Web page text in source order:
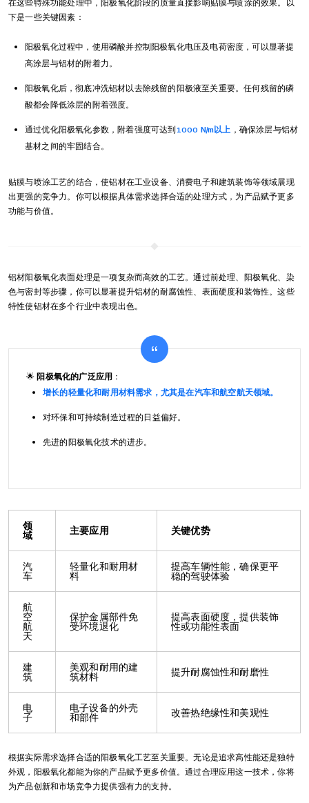
在这些特殊功能处理中，阳极氧化阶段的质量直接影响贴膜与喷涂的效果。以
下是一些关键因素：
阳极氧化过程中，使用磷酸并控制阳极氧化电压及电荷密度，可以显著提
高涂层与铝材的附着力。
阳极氧化后，彻底冲洗铝材以去除残留的阳极液至关重要。任何残留的磷
酸都会降低涂层的附着强度。
通过优化阳极氧化参数，附着强度可达到1000 N/m以上 ，确保涂层与铝材
基材之间的牢固结合。
贴膜与喷涂工艺的结合，使铝材在工业设备、消费电子和建筑装饰等领域展现
出更强的竞争力。你可以根据具体需求选择合适的处理方式，为产品赋予更多
功能与价值。
铝材阳极氧化表面处理是一项复杂而高效的工艺。通过前处理、阳极氧化、染
色与密封等步骤，你可以显著提升铝材的耐腐蚀性、表面硬度和装饰性。这些
特性使铝材在多个行业中表现出色。
🌟 阳极氧化的广泛应用 ：
增长的轻量化和耐用材料需求，尤其是在汽车和航空航天领域。
对环保和可持续制造过程的日益偏好。
先进的阳极氧化技术的进步。
领
域 主要应用 关键优势
汽
车
轻量化和耐用材
料
提高车辆性能，确保更平
稳的驾驶体验
航
空
航
天
保护金属部件免
受环境退化
提高表面硬度，提供装饰
性或功能性表面
建
筑
美观和耐用的建
筑材料 提升耐腐蚀性和耐磨性
电
子
电子设备的外壳
和部件 改善热绝缘性和美观性
根据实际需求选择合适的阳极氧化工艺至关重要。无论是追求高性能还是独特
外观，阳极氧化都能为你的产品赋予更多价值。通过合理应用这一技术，你将
为产品创新和市场竞争力提供强有力的支持。